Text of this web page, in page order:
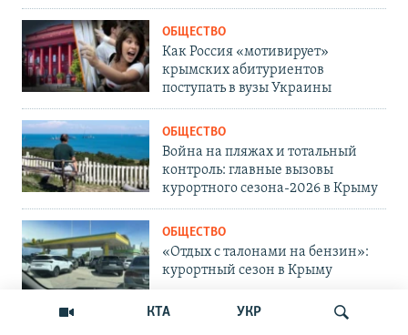
КТА УКР
ОБЩЕСТВО
Как Россия «мотивирует»
крымских абитуриентов
поступать в вузы Украины
ОБЩЕСТВО
Война на пляжах и тотальный
контроль: главные вызовы
курортного сезона-2026 в Крыму
ОБЩЕСТВО
«Отдых с талонами на бензин»:
курортный сезон в Крыму